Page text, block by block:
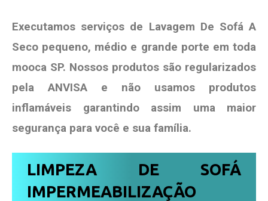
Executamos serviços de Lavagem De Sofá A
Seco pequeno, médio e grande porte em toda
mooca SP. Nossos produtos são regularizados
pela ANVISA e não usamos produtos
inflamáveis garantindo assim uma maior
segurança para você e sua família.
LIMPEZA DE SOFÁ
IMPERMEABILIZAÇÃO